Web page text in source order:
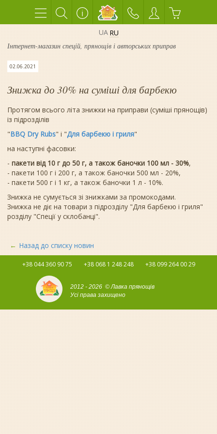
UA RU
Інтернет-магазин спецій, прянощів і авторських приправ
02.06.2021
Знижка до 30% на суміші для барбекю
Протягом всього літа знижки на приправи (суміші прянощів)
із підрозділів
"BBQ Dry Rubs" і "Для барбекю і гриля"
на наступні фасовки:
- пакети від 10 г до 50 г, а також баночки 100 мл - 30%,
- пакети 100 г і 200 г, а також баночки 500 мл - 20%,
- пакети 500 г і 1 кг, а також баночки 1 л - 10%.
Знижка не сумується зі знижками за промокодами.
Знижка не діє на товари з підрозділу "Для барбекю і гриля"
розділу "Спеції у склобанці".
Назад до списку новин
+38 044 360 90 75 +38 068 1 248 248 +38 099 264 00 29
2012 - 2026 © Лавка прянощів
Усі права захищено